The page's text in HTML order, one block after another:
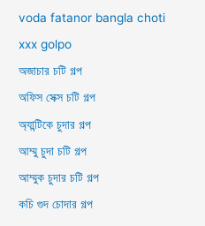
voda fatanor bangla choti
xxx golpo
অজাচার চটি গল্প
অফিস সেক্স চটি গল্প
অ্যান্টিকে চুদার গল্প
আম্মু চুদা চটি গল্প
আম্মুক চুদার চটি গল্প
কচি গুদ চোদার গল্প